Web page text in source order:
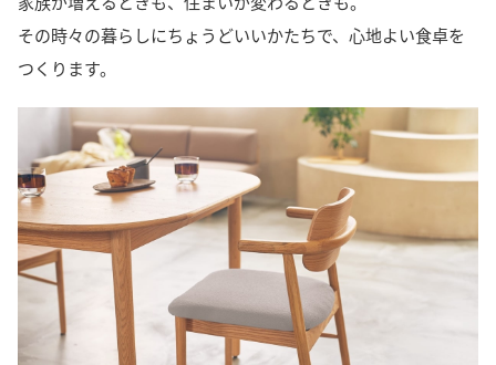
その時々の暮らしにちょうどいいかたちで、心地よい食卓を
つくります。